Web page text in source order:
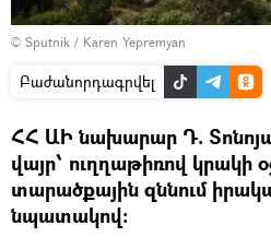
© Sputnik / Karen Yepremyan
Բաժանորդագրվել
ՀՀ ԱԻ նախարար Դ.
վայր՝ ուղղաթիռով կրակի
տարածքային զննում
նպատակով: